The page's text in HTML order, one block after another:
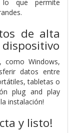
que permite
de alta
como Windows,
datos entre
tabletas o
plug and play
instalación!
y listo!